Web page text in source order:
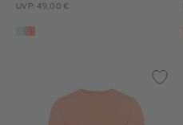
UVP: 49,00 €